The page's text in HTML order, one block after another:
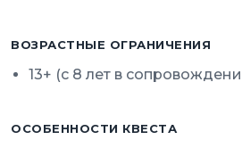
ВОЗРАСТНЫЕ ОГРАНИЧЕНИЯ
13+ (с 8 лет в
ОСОБЕННОСТИ КВЕСТА